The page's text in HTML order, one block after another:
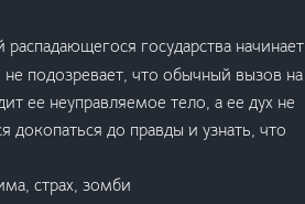
государства начинает
подозревает, что обычный вызов на
ее неуправляемое тело, а ее дух не
до правды и узнать, что
страх, зомби